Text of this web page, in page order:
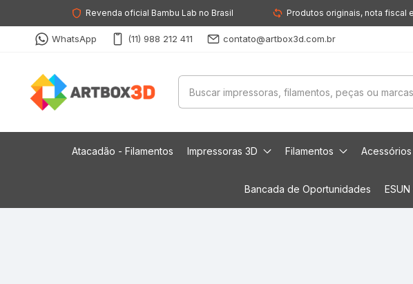
Revenda oficial Bambu Lab no Brasil Produtos originais, nota fiscal
WhatsApp (11) 988 212 411 contato@artbox3d.com.br
Atacadão - Filamentos Impressoras 3D Filamentos
Bancada de Oportunidades